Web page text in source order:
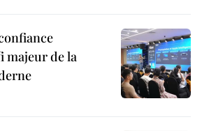
majeur de la